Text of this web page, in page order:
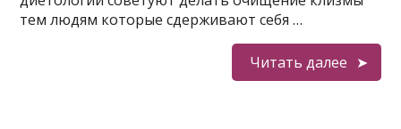
тем людям которые сдерживают себя …
Читать далее